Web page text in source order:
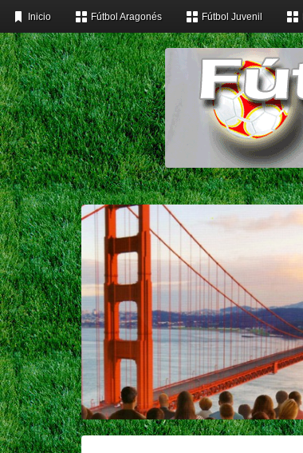
Inicio Fútbol Aragonés Fútbol Juvenil